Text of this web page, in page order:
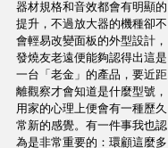
器材規格和音效都會有明顯的
提升，不過放大器的機種卻不
會輕易改變面板的外型設計，
發燒友老遠便能夠認得出這是
一台「老金」的產品，要近距
離觀察才會知道是什麼型號，
用家的心理上便會有一種歷久
常新的感覺。有一件事我也認
為是非常重要的：環顧這麼多